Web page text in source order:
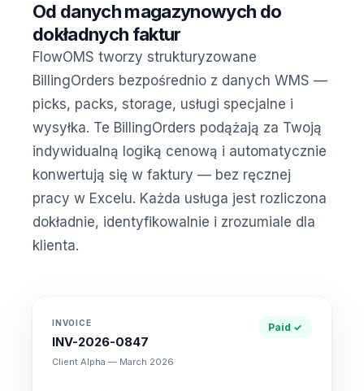
Od danych magazynowych do
dokładnych faktur
FlowOMS tworzy strukturyzowane
BillingOrders bezpośrednio z danych WMS —
picks, packs, storage, usługi specjalne i
wysyłka. Te BillingOrders podążają za Twoją
indywidualną logiką cenową i automatycznie
konwertują się w faktury — bez ręcznej
pracy w Excelu. Każda usługa jest rozliczona
dokładnie, identyfikowalnie i zrozumiale dla
klienta.
INVOICE
INV-2026-0847
Client Alpha — March 2026
Paid ✓